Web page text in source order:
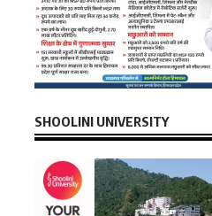
SHOOLINI UNIVERSITY